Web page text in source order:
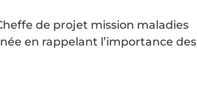
de projet mission maladies
en rappelant l’importance des